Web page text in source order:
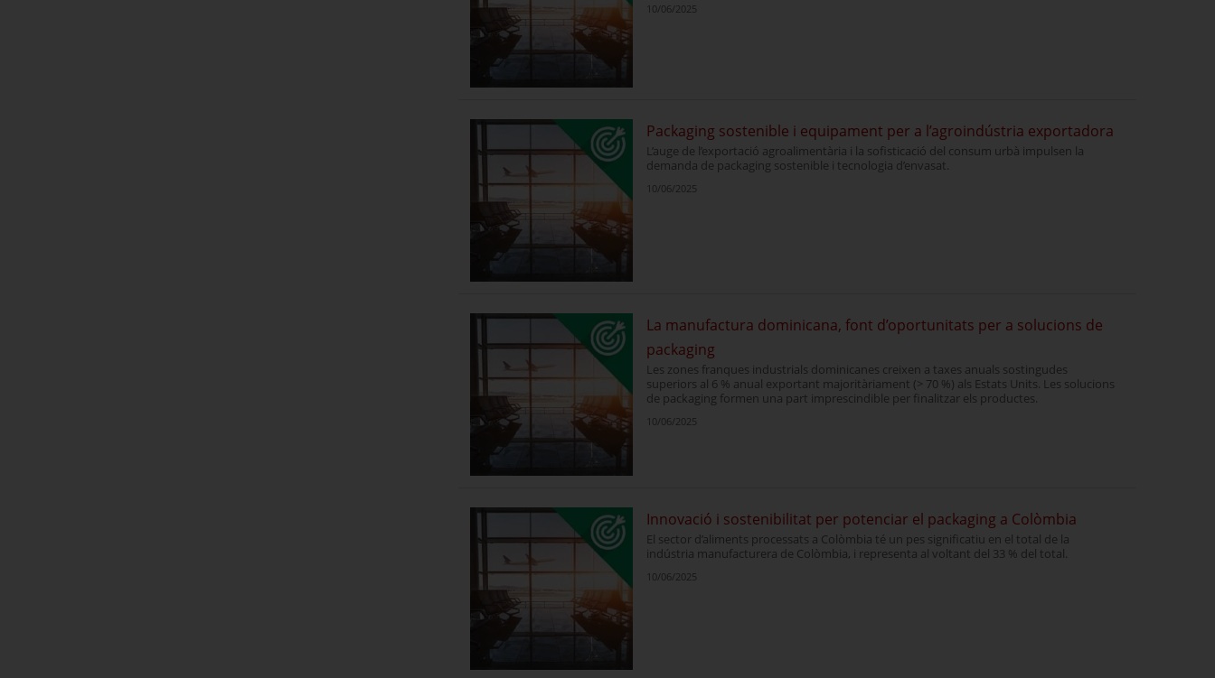
10/06/2025
Packaging sostenible i equipament per a l’agroindústria exportadora
L’auge de l’exportació agroalimentària i la sofisticació del consum urbà impulsen la
demanda de packaging sostenible i tecnologia d’envasat.
10/06/2025
La manufactura dominicana, font d’oportunitats per a solucions de
packaging
Les zones franques industrials dominicanes creixen a taxes anuals sostingudes
superiors al 6 % anual exportant majoritàriament (> 70 %) als Estats Units. Les solucions
de packaging formen una part imprescindible per finalitzar els productes.
10/06/2025
Innovació i sostenibilitat per potenciar el packaging a Colòmbia
El sector d’aliments processats a Colòmbia té un pes significatiu en el total de la
indústria manufacturera de Colòmbia, i representa al voltant del 33 % del total.
10/06/2025